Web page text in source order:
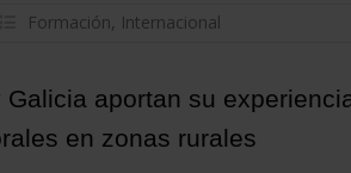
Formación, Internacional
aportan su
en zonas rurales